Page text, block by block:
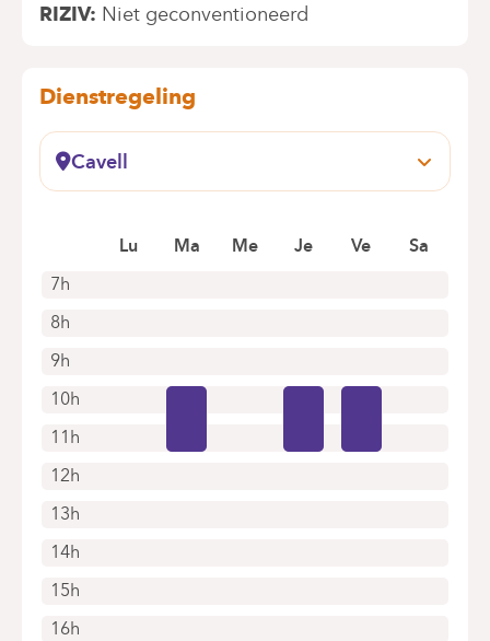
RIZIV Niet geconventioneerd
Dienstregeling
Cavell
Boek online een afspraak
7h
8h
9h
10h
11h
12h
13h
14h
15h
16h
Lu Ma Me Je Ve Sa